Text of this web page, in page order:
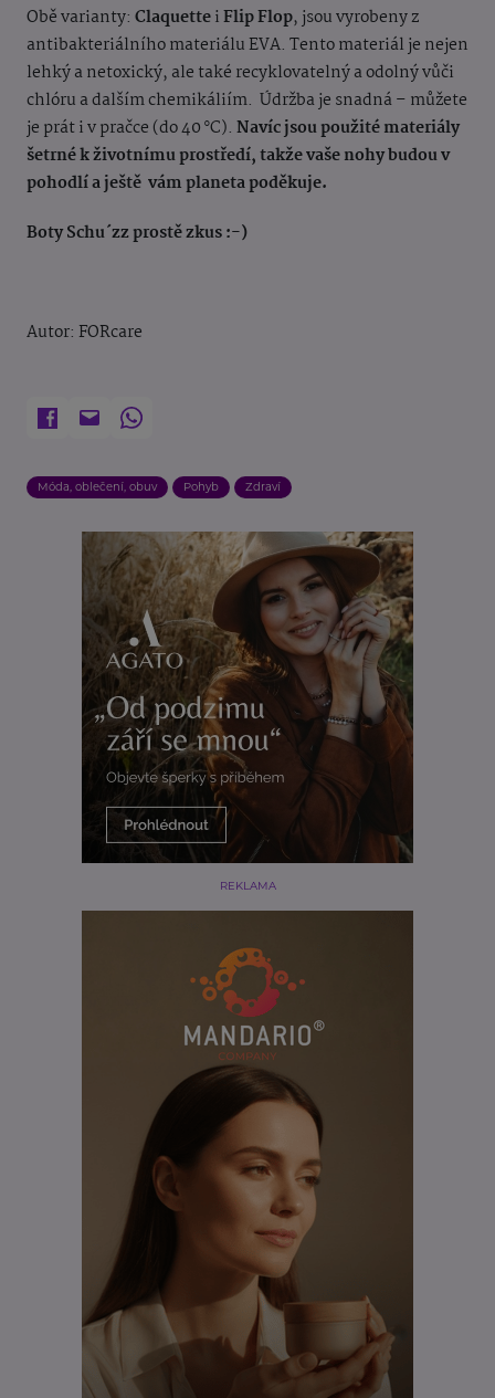
Obě varianty: ClaquetteiFlip Flop, jsou vyrobeny z
antibakteriálního materiálu EVA. Tento materiál je nejen
lehký a netoxický, ale také recyklovatelný a odolný vůči
chlóru a dalším chemikáliím. Údržba je snadná – můžete
je prát i v pračce (do 40 °C). Navíc jsou použité materiály
šetrné k životnímu prostředí, takže vaše nohy budou v
pohodlí a ještě vám planeta poděkuje.
Boty Schu´zz prostě zkus :-)
Autor: FORcare
Móda, oblečení, obuv Pohyb Zdraví
REKLAMA